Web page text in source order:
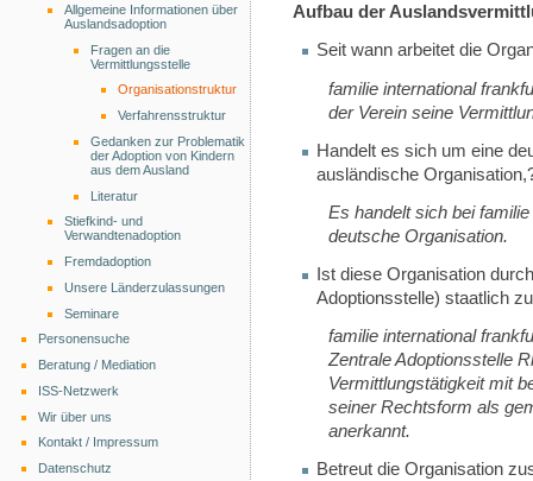
Allgemeine Informationen über
Auslandsadoption
Fragen an die
Vermittlungsstelle
Organisationstruktur
Verfahrensstruktur
Gedanken zur Problematik
der Adoption von Kindern
aus dem Ausland
Literatur
Stiefkind- und
Verwandtenadoption
Fremdadoption
Unsere Länderzulassungen
Seminare
Personensuche
Beratung / Mediation
ISS-Netzwerk
Wir über uns
Kontakt / Impressum
Datenschutz
Aufbau der
Seit wann arbeitet die
familie international
der Verein seine
Handelt es sich um eine
ausländische
Es handelt sich bei
deutsche Organisation.
Ist diese Organisation
Adoptionsstelle) staatlich
familie international
Zentrale Adoptionsstelle
Vermittlungstätigkeit mit
seiner Rechtsform als
anerkannt.
Betreut die Organisation